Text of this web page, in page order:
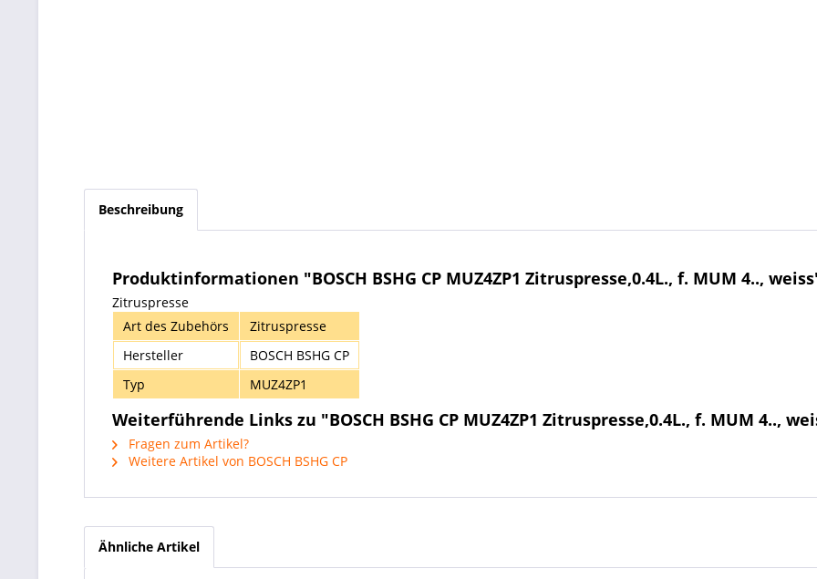
Beschreibung
Produktinformationen "BOSCH BSHG CP MUZ4ZP1 Zitruspresse,0.4L., f. MUM 4..,
Zitruspresse
Art des Zubehörs
Zitruspresse
Hersteller
BOSCH BSHG CP
Typ
MUZ4ZP1
Weiterführende Links zu "BOSCH BSHG CP MUZ4ZP1 Zitruspresse,0.4L., f. MUM 4..,
Fragen zum Artikel?
Weitere Artikel von BOSCH BSHG CP
Ähnliche Artikel